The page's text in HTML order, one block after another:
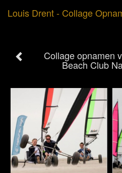
Collage opnamen
Beach Club